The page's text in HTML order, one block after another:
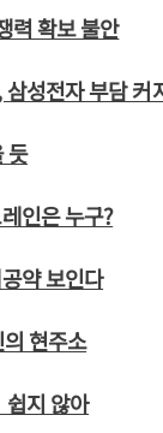
력 확보 불안
성전자 부담 커
듯
인은 누구?
약 보인다
현주소
지 않아